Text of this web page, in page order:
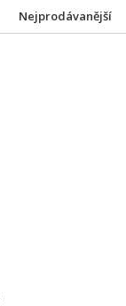
Nejprodávanější